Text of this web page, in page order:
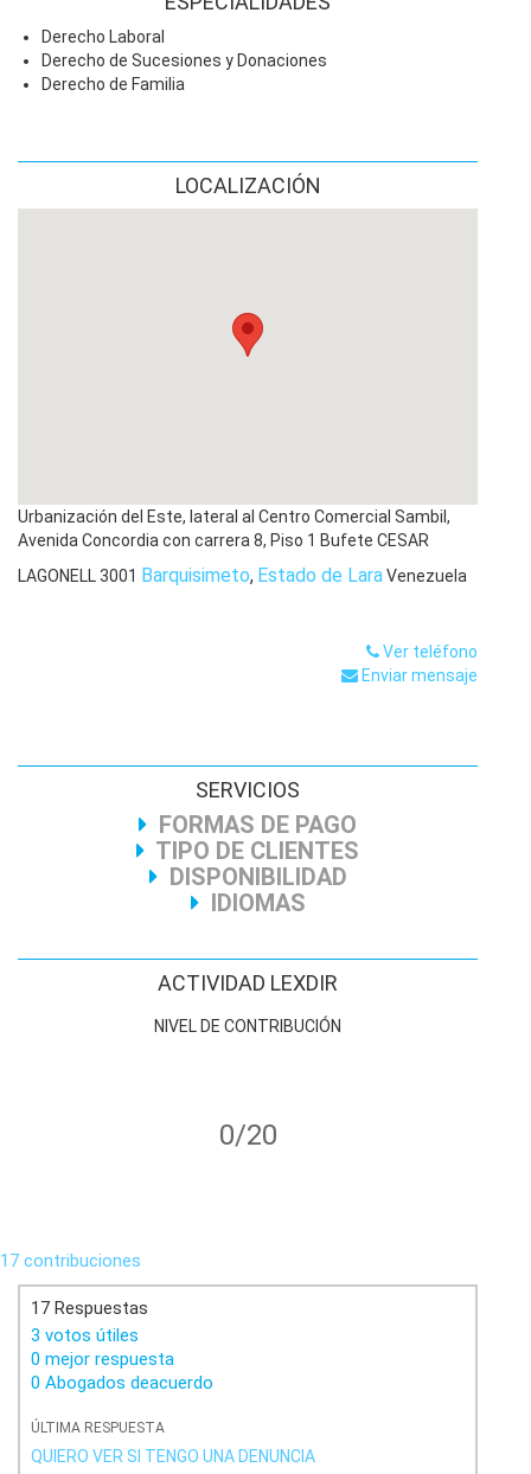
Derecho Laboral
Derecho de Sucesiones y Donaciones
Derecho de Familia
LOCALIZACIÓN
Urbanización del Este, lateral al Centro Comercial Sambil,
Avenida Concordia con carrera 8, Piso 1 Bufete CESAR
LAGONELL 3001 Barquisimeto, Estado de LaraVenezuela
Ver teléfono
Enviar mensaje
SERVICIOS
FORMAS DE PAGO
TIPO DE CLIENTES
DISPONIBILIDAD
IDIOMAS
ACTIVIDAD LEXDIR
NIVEL DE CONTRIBUCIÓN
0/20
17 contribuciones
17 Respuestas
3 votos útiles
0 mejor respuesta
0 Abogados deacuerdo
ÚLTIMA RESPUESTA
QUIERO VER SI TENGO UNA DENUNCIA